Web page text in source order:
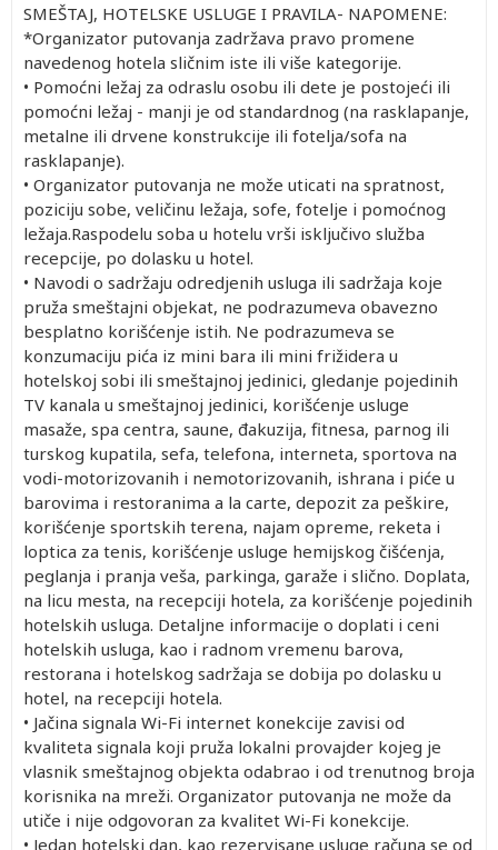
SMEŠTAJ, HOTELSKE USLUGE I PRAVILA- NAPOMENE:
*Organizator putovanja zadržava pravo promene
navedenog hotela sličnim iste ili više kategorije.
• Pomoćni ležaj za odraslu osobu ili dete je postojeći ili
pomoćni ležaj - manji je od standardnog (na rasklapanje,
metalne ili drvene konstrukcije ili fotelja/sofa na
rasklapanje).
• Organizator putovanja ne može uticati na spratnost,
poziciju sobe, veličinu ležaja, sofe, fotelje i pomoćnog
ležaja.Raspodelu soba u hotelu vrši isključivo služba
recepcije, po dolasku u hotel.
• Navodi o sadržaju odredjenih usluga ili sadržaja koje
pruža smeštajni objekat, ne podrazumeva obavezno
besplatno korišćenje istih. Ne podrazumeva se
konzumaciju pića iz mini bara ili mini frižidera u
hotelskoj sobi ili smeštajnoj jedinici, gledanje pojedinih
TV kanala u smeštajnoj jedinici, korišćenje usluge
masaže, spa centra, saune, đakuzija, fitnesa, parnog ili
turskog kupatila, sefa, telefona, interneta, sportova na
vodi-motorizovanih i nemotorizovanih, ishrana i piće u
barovima i restoranima a la carte, depozit za peškire,
korišćenje sportskih terena, najam opreme, reketa i
loptica za tenis, korišćenje usluge hemijskog čišćenja,
peglanja i pranja veša, parkinga, garaže i slično. Doplata,
na licu mesta, na recepciji hotela, za korišćenje pojedinih
hotelskih usluga. Detaljne informacije o doplati i ceni
hotelskih usluga, kao i radnom vremenu barova,
restorana i hotelskog sadržaja se dobija po dolasku u
hotel, na recepciji hotela.
• Jačina signala Wi-Fi internet konekcije zavisi od
kvaliteta signala koji pruža lokalni provajder kojeg je
vlasnik smeštajnog objekta odabrao i od trenutnog broja
korisnika na mreži. Organizator putovanja ne može da
utiče i nije odgovoran za kvalitet Wi-Fi konekcije.
• Jedan hotelski dan, kao rezervisane usluge računa se od